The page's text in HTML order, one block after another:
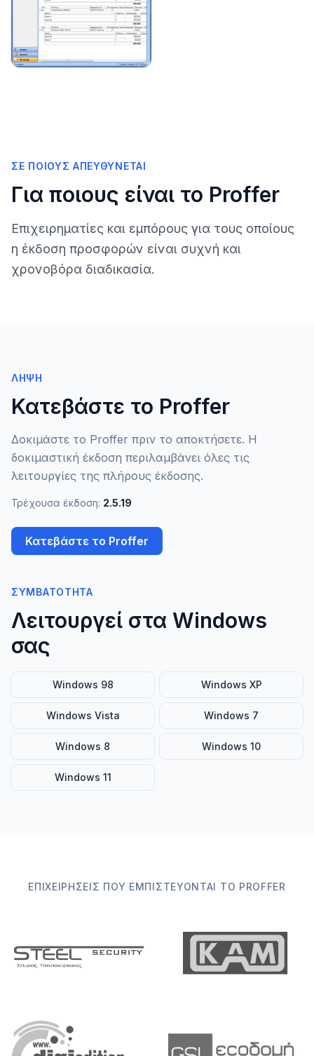
ΣΕ ΠΟΙΟΥΣ ΑΠΕΥΘΎΝΕΤΑΙ
Για ποιους είναι το Proffer
Επιχειρηματίες και εμπόρους για τους οποίους
η έκδοση προσφορών είναι συχνή και
χρονοβόρα διαδικασία.
ΛΉΨΗ
Κατεβάστε το Proffer
Δοκιμάστε το Proffer πριν το αποκτήσετε. Η
δοκιμαστική έκδοση περιλαμβάνει όλες τις
λειτουργίες της πλήρους έκδοσης.
Τρέχουσα έκδοση: 2.5.19
Κατεβάστε το Proffer
ΣΥΜΒΑΤΌΤΗΤΑ
Λειτουργεί στα Windows
σας
Windows 98 Windows XP
Windows Vista Windows 7
Windows 8 Windows 10
Windows 11
ΕΠΙΧΕΙΡΉΣΕΙΣ ΠΟΥ ΕΜΠΙΣΤΕΎΟΝΤΑΙ ΤΟ PROFFER